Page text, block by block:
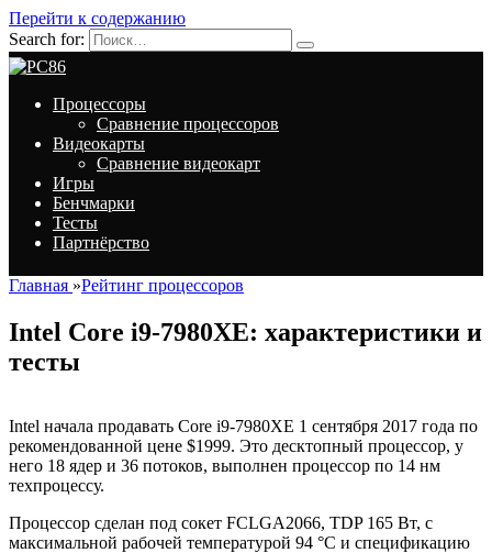
Перейти к содержанию
Search for:
Процессоры
Сравнение процессоров
Видеокарты
Сравнение видеокарт
Игры
Бенчмарки
Тесты
Партнёрство
Главная »Рейтинг процессоров
Intel Core i9-7980XE: характеристики и
тесты
Intel начала продавать Core i9-7980XE 1 сентября 2017 года по
рекомендованной цене $1999. Это десктопный процессор, у
него 18 ядер и 36 потоков, выполнен процессор по 14 нм
техпроцессу.
Процессор сделан под сокет FCLGA2066, TDP 165 Вт, с
максимальной рабочей температурой 94 °C и спецификацию